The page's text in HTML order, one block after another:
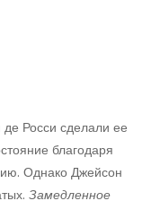
Росси сделали ее
благодаря
Однако Джейсон
Замедленное